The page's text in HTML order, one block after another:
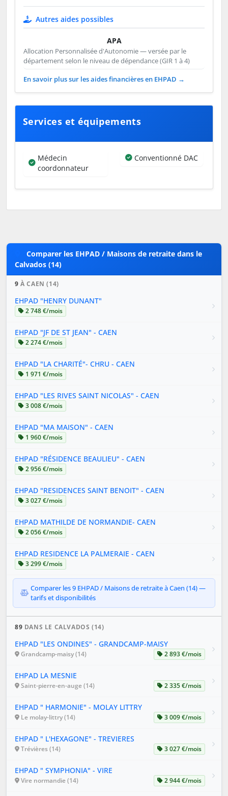
Autres aides possibles
APA
Allocation Personnalisée d'Autonomie — versée par le
département selon le niveau de dépendance (GIR 1 à 4)
En savoir plus sur les aides financières en EHPAD →
Services et équipements
Médecin
coordonnateur
Conventionné DAC
Comparer les EHPAD / Maisons de retraite dans le
Calvados (14)
9 À CAEN (14)
EHPAD "HENRY DUNANT"
2 748 €/mois
EHPAD "JF DE ST JEAN" - CAEN
2 274 €/mois
EHPAD "LA CHARITÉ"- CHRU - CAEN
1 971 €/mois
EHPAD "LES RIVES SAINT NICOLAS" - CAEN
3 008 €/mois
EHPAD "MA MAISON" - CAEN
1 960 €/mois
EHPAD "RÉSIDENCE BEAULIEU" - CAEN
2 956 €/mois
EHPAD "RESIDENCES SAINT BENOIT" - CAEN
3 027 €/mois
EHPAD MATHILDE DE NORMANDIE- CAEN
2 056 €/mois
EHPAD RESIDENCE LA PALMERAIE - CAEN
3 299 €/mois
Comparer les 9 EHPAD / Maisons de retraite à Caen (14) —
tarifs et disponibilités
89 DANS LE CALVADOS (14)
EHPAD "LES ONDINES" - GRANDCAMP-MAISY
Grandcamp-maisy (14) 2 893 €/mois
EHPAD LA MESNIE
Saint-pierre-en-auge (14) 2 335 €/mois
EHPAD " HARMONIE" - MOLAY LITTRY
Le molay-littry (14) 3 009 €/mois
EHPAD " L'HEXAGONE" - TREVIERES
Trévières (14) 3 027 €/mois
EHPAD " SYMPHONIA" - VIRE
Vire normandie (14) 2 944 €/mois